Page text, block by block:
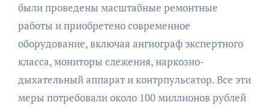
были проведены масштабные ремонтные
работы и приобретено современное
оборудование, включая ангиограф экспертного
класса, мониторы слежения, наркозно-
дыхательный аппарат и контрпульсатор. Все эти
меры потребовали около 100 миллионов рублей